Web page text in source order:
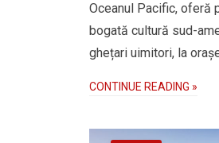
Oceanul Pacific, oferă
bogată cultură sud-
ghețari uimitori, la
CONTINUE READING »